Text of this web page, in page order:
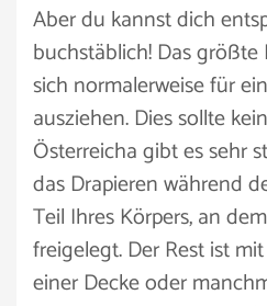
Aber du kannst dich
buchstäblich! Das größte
sich normalerweise für
ausziehen. Dies sollte
Österreicha gibt es sehr
das Drapieren während
Teil Ihres Körpers, an
freigelegt. Der Rest ist
einer Decke oder